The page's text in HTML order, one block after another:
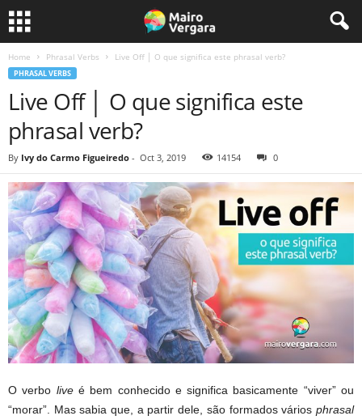
Home Phrasal Verbs Live Off │ O que significa este phrasal verb?
PHRASAL VERBS
Live Off │ O que significa este
phrasal verb?
By Ivy do Carmo Figueiredo - Oct 3, 2019 14154 0
O verbo liveé bem conhecido e significa basicamente “viver” ou
“morar”. Mas sabia que, a partir dele, são formados vários phrasal